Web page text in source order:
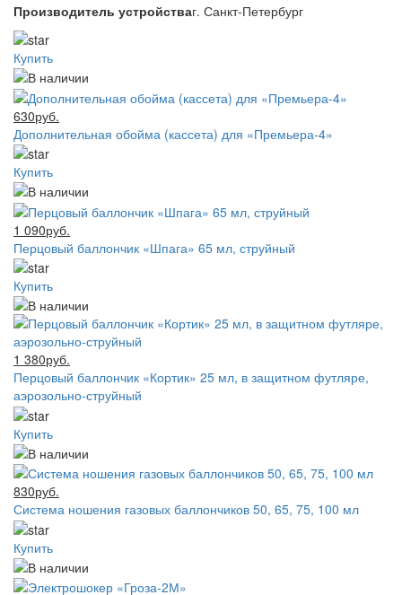
Производитель устройстваг. Санкт-Петербург
Купить
630руб.
Дополнительная обойма (кассета) для «Премьера-4»
Купить
1 090руб.
Перцовый баллончик «Шпага» 65 мл, струйный
Купить
1 380руб.
Перцовый баллончик «Кортик» 25 мл, в защитном футляре,
аэрозольно-струйный
Купить
830руб.
Система ношения газовых баллончиков 50, 65, 75, 100 мл
Купить